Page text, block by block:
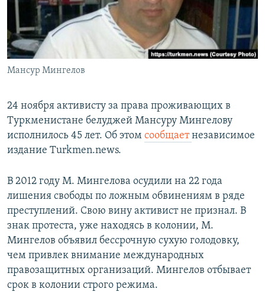
Мансур Мингелов
24 ноября активисту за права проживающих в
Туркменистане белуджей Мансуру Мингелову
исполнилось 45 лет. Об этом сообщаетнезависимое
издание Turkmen.news.
В 2012 году М. Мингелова осудили на 22 года
лишения свободы по ложным обвинениям в ряде
преступлений. Свою вину активист не признал. В
знак протеста, уже находясь в колонии, М.
Мингелов объявил бессрочную сухую голодовку,
чем привлек внимание международных
правозащитных организаций. Мингелов отбывает
срок в колонии строго режима.